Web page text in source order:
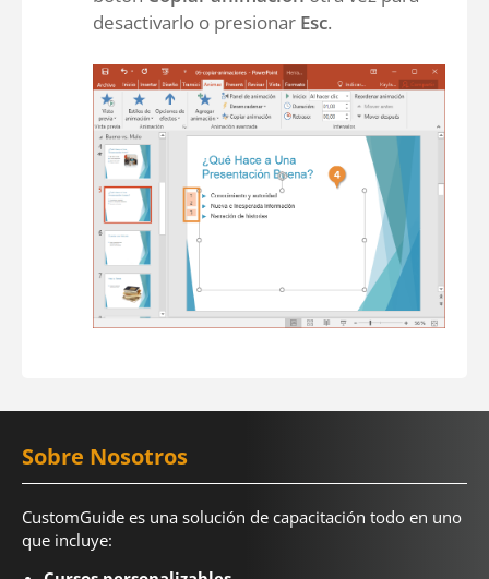
desactivarlo o presionar Esc.
Sobre Nosotros
CustomGuide es una solución de capacitación todo en uno
que incluye: